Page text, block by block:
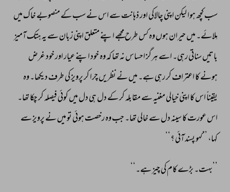
سب کچھ ہوا لیکن اپنی چالاکی اور ذہانت سے اس نے سب کے منصوبے خاک میں
مِلائے۔ میں حیران ہوں وہ کس طرح مجھے اپنے متعلق اپنی زبان سے یہ ہتک آمیز
باتیں سناتی رہی۔ اسے ہرگز احساس نہ تھا کہ وہ خود اپنے عیار اور خود غرض
ہونے کا اعتراف کر رہی ہے۔ میں نے نظریں چرا کر پرویز کی طرف دیکھا۔ وہ
یقیناً اس کا اپنی خیالی مغنیہ سے مقابلہ کر کے دل ہی دل میں کوئی فیصلہ کر چکا تھا۔
اس عورت کا سینہ دل سے خالی تھا۔ جب وہ رخصت ہوئی تو میں نے پرویز سے
کہا، ’’کہو پسند آئی ؟‘‘
’’بہت۔ بڑے کام کی چیز ہے۔‘‘